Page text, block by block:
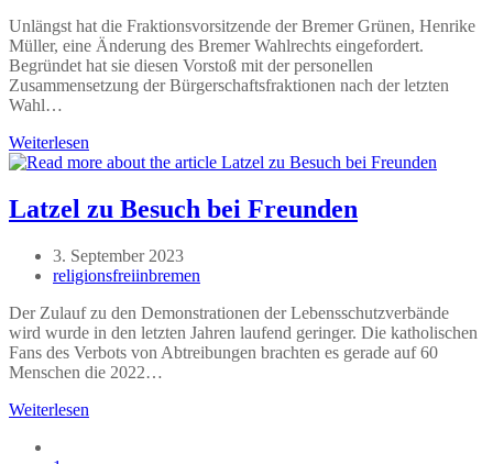
Unlängst hat die Fraktionsvorsitzende der Bremer Grünen, Henrike
Müller, eine Änderung des Bremer Wahlrechts eingefordert.
Begründet hat sie diesen Vorstoß mit der personellen
Zusammensetzung der Bürgerschaftsfraktionen nach der letzten
Wahl…
Weiterlesen
Bremer
nutzt
fundamentalistisch
Gruppen
Latzel zu Besuch bei Freunden
Beitrag
veröffentlicht:
3. September 2023
Beitrags-
religionsfreiinbremen
Der Zulauf zu den Demonstrationen der Lebensschutzverbände
wird wurde in den letzten Jahren laufend geringer. Die katholischen
Fans des Verbots von Abtreibungen brachten es gerade auf 60
Menschen die 2022…
Weiterlesen